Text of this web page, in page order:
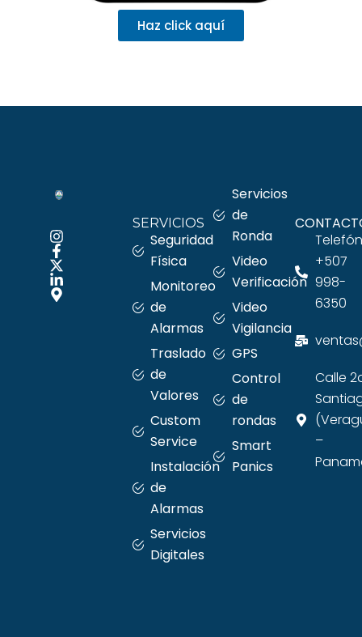
Haz click aquí
SERVICIOS
Seguridad
Física
Monitoreo
de
Alarmas
Traslado
de
Valores
Custom
Service
Instalación
de
Alarmas
Servicios
Digitales
Servicios
de
Ronda
Video
Verificación
Video
Vigilancia
GPS
Control
de
rondas
Smart
Panics
+507
998-
6350
Calle
–